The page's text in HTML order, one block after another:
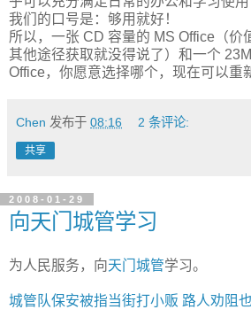
我们的口号是：够用就好！
所以，一张 CD 容量的 MS Office（价
其他途径获取就没得说了）和一个
Office，你愿意选择哪个，现在可以重
Chen 发布于 08:16 2 条评论:
共享
2008-01-29
向天门城管学习
为人民服务，向天门城管学习。
城管队保安被指当街打小贩 路人劝阻